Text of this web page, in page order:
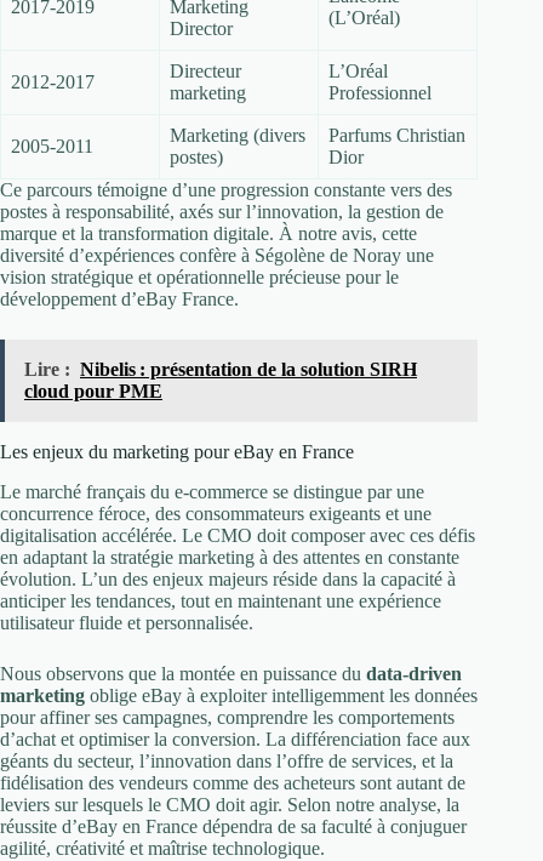
2017-2019
Marketing
Director
(L’Oréal)
2012-2017
Directeur
marketing
L’Oréal
Professionnel
2005-2011
Marketing (divers
postes)
Parfums Christian
Dior
Ce parcours témoigne d’une progression constante vers des
postes à responsabilité, axés sur l’innovation, la gestion de
marque et la transformation digitale. À notre avis, cette
diversité d’expériences confère à Ségolène de Noray une
vision stratégique et opérationnelle précieuse pour le
développement d’eBay France.
Lire : Nibelis : présentation de la solution SIRH
cloud pour PME
Les enjeux du marketing pour eBay en France
Le marché français du e-commerce se distingue par une
concurrence féroce, des consommateurs exigeants et une
digitalisation accélérée. Le CMO doit composer avec ces défis
en adaptant la stratégie marketing à des attentes en constante
évolution. L’un des enjeux majeurs réside dans la capacité à
anticiper les tendances, tout en maintenant une expérience
utilisateur fluide et personnalisée.
Nous observons que la montée en puissance du data-driven
marketing oblige eBay à exploiter intelligemment les données
pour affiner ses campagnes, comprendre les comportements
d’achat et optimiser la conversion. La différenciation face aux
géants du secteur, l’innovation dans l’offre de services, et la
fidélisation des vendeurs comme des acheteurs sont autant de
leviers sur lesquels le CMO doit agir. Selon notre analyse, la
réussite d’eBay en France dépendra de sa faculté à conjuguer
agilité, créativité et maîtrise technologique.